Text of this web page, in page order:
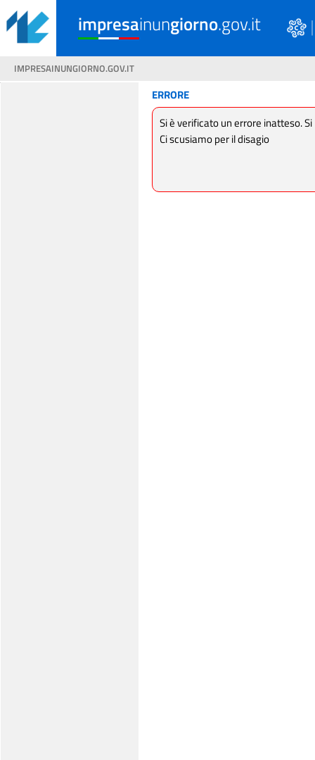
impresainungiorno.gov.it
IMPRESAINUNGIORNO.GOV.IT
ERRORE
Si è verificato un errore inatteso.
Ci scusiamo per il disagio